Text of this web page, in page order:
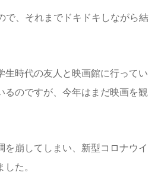
で、それまでドキドキしながら結
生時代の友人と映画館に行ってい
るのですが、今年はまだ映画を観
を崩してしまい、新型コロナウイ
た。